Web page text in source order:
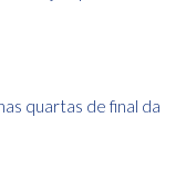
quartas de final da